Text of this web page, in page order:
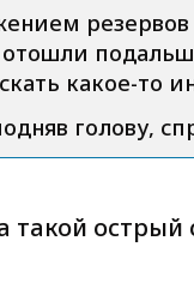
какое-то
голову,